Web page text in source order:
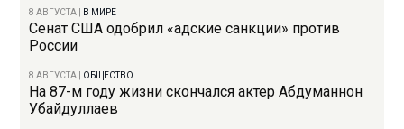
8 АВГУСТА В МИРЕ
Сенат США одобрил «адские санкции» против
России
8 АВГУСТА ОБЩЕСТВО
На 87-м году жизни скончался актер Абдуманнон
Убайдуллаев